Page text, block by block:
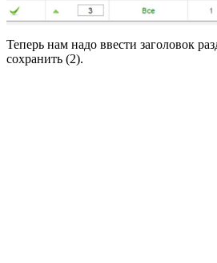
Теперь нам надо ввести заголовок
сохранить (2).